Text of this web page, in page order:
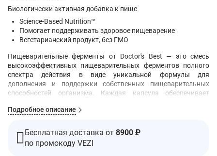
Биологически активная добавка к пище
Science-Based Nutrition™
Помогает поддерживать здоровое пищеварение
Вегетарианский продукт, без ГМО
Пищеварительные ферменты от Doctor's Best — это смесь
высокоэффективных пищеварительных ферментов полного
спектра действия в виде уникальной формулы для
дополнения и поддержки собственных пищеварительных
способностей организма. Каждая капсула обеспечивает
усвоения жиров, белков и углеводов, которые содержатся в
обеспечивает дополнительную поддержку благодаря альфа-
галактозидазе и бета-глюканазе для переваривания овощей,
бобов и злаков, а также благодаря ферментам, таким как
Подробное описание
Бесплатная доставка от 8900 ₽
по промокоду VEZI